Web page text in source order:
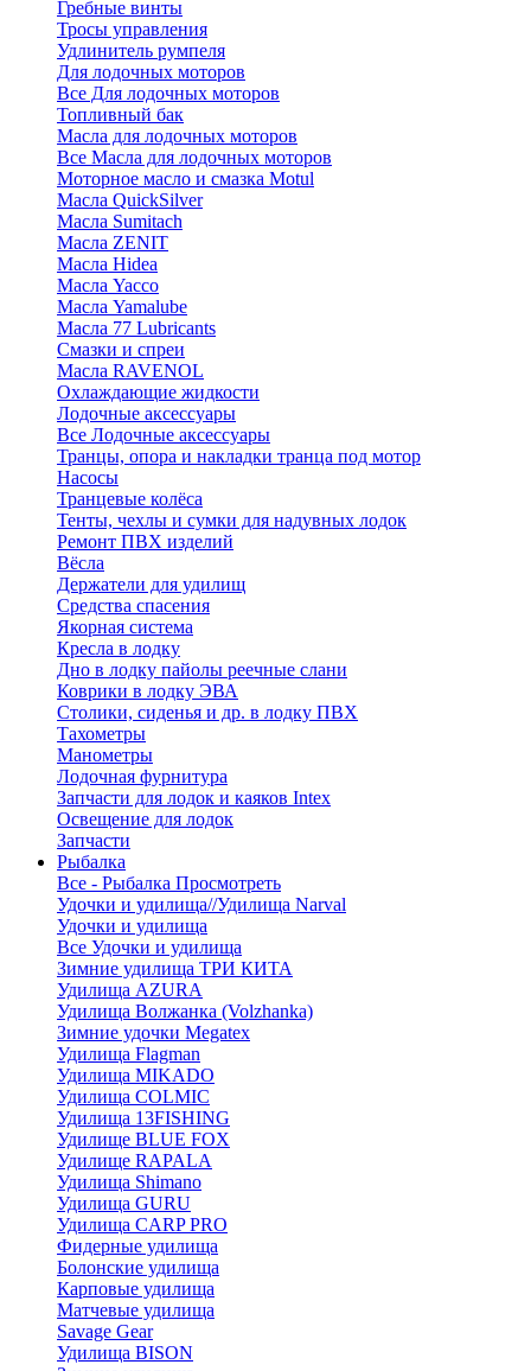
Гребные винты
Тросы управления
Удлинитель румпеля
Для лодочных моторов
Все Для лодочных моторов
Топливный бак
Масла для лодочных моторов
Все Масла для лодочных моторов
Моторное масло и смазка Motul
Масла QuickSilver
Масла Sumitach
Масла ZENIT
Масла Hidea
Масла Yacco
Масла Yamalube
Масла 77 Lubricants
Смазки и спреи
Масла RAVENOL
Охлаждающие жидкости
Лодочные аксессуары
Все Лодочные аксессуары
Транцы, опора и накладки транца под мотор
Насосы
Транцевые колёса
Тенты, чехлы и сумки для надувных лодок
Ремонт ПВХ изделий
Вёсла
Держатели для удилищ
Средства спасения
Якорная система
Кресла в лодку
Дно в лодку пайолы реечные слани
Коврики в лодку ЭВА
Столики, сиденья и др. в лодку ПВХ
Тахометры
Манометры
Лодочная фурнитура
Запчасти для лодок и каяков Intex
Освещение для лодок
Запчасти
Рыбалка
Все - Рыбалка Просмотреть
Удочки и удилища//Удилища Narval
Удочки и удилища
Все Удочки и удилища
Зимние удилища ТРИ КИТА
Удилища AZURA
Удилища Волжанка (Volzhanka)
Зимние удочки Megatex
Удилища Flagman
Удилища MIKADO
Удилища COLMIC
Удилища 13FISHING
Удилище BLUE FOX
Удилище RAPALA
Удилища Shimano
Удилища GURU
Удилища CARP PRO
Фидерные удилища
Болонские удилища
Карповые удилища
Матчевые удилища
Savage Gear
Удилища BISON